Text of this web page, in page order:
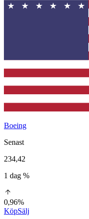
Boeing
Senast
234,42
1 dag %
0,96%
KöpSälj